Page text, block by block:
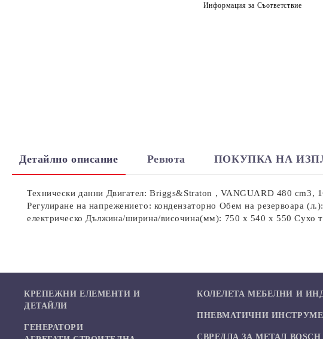
Информация за Съответствие
Детайлно описание Ревюта ПОКУПКА НА
Технически данни Двигател: Briggs&Straton , VANGUARD 480
Регулиране на напрежението: кондензаторно Обем на резервоара
електрическо Дължина/ширина/височина(мм): 750 x 540 x 550
КРЕПЕЖНИ ЕЛЕМЕНТИ И
ДЕТАЙЛИ
ГЕНЕРАТОРИ
КОЛЕЛЕТА МЕБЕЛНИ И
ПНЕВМАТИЧНИ
СВРЕДЛА ЗА МЕТАЛ BOSCH